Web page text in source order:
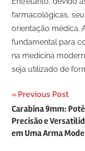
farmacológicas,
orientação médica.
fundamental para
na medicina
seja utilizado de
Navegação
de
Post
Previous Post
Carabina 9mm:
Precisão e
em Uma Arma